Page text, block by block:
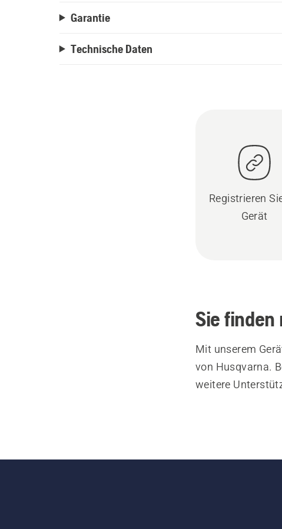
Garantie
Technische Daten
Registrieren
Gerät
Sie finden
Mit unserem
von Husqvarna.
weitere